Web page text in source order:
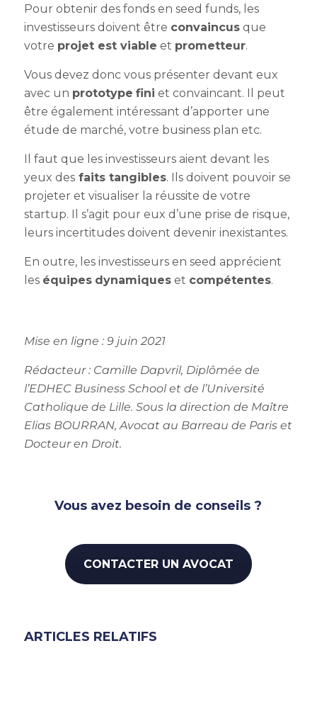
Pour obtenir des fonds en seed funds, les
investisseurs doivent être convaincusque
votre projet est viable et prometteur.
Vous devez donc vous présenter devant eux
avec un prototype fini et convaincant. Il peut
être également intéressant d’apporter une
étude de marché, votre business plan etc.
Il faut que les investisseurs aient devant les
yeux desfaits tangibles. Ils doivent pouvoir se
projeter et visualiser la réussite de votre
startup. Il s’agit pour eux d’une prise de risque,
leurs incertitudes doivent devenir inexistantes.
En outre, les investisseurs en seed apprécient
les équipes dynamiqueset compétentes.
Mise en ligne : 9 juin 2021
Rédacteur : Camille Dapvril, Diplômée de
l’EDHEC Business School et de l’Université
Catholique de Lille. Sous la direction de Maître
Elias BOURRAN, Avocat au Barreau de Paris et
Docteur en Droit.
Vous avez besoin de conseils ?
CONTACTER UN AVOCAT
ARTICLES RELATIFS